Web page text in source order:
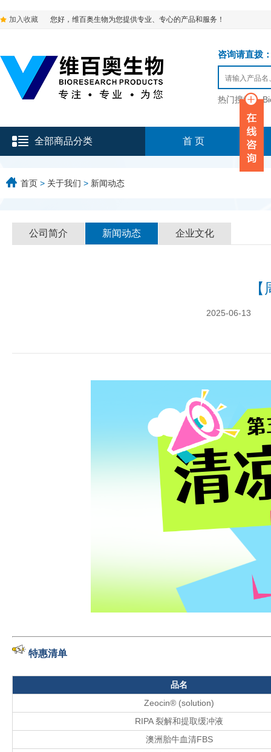
加入收藏 您好，维百奥生物为您提供专业、专心的产品和服务！
咨询请直拨
热门搜索：
全部商品分类 首 页
首页 > 关于我们 > 新闻动态
公司简介 新闻动态 企业文化
2025-06-13
特惠清单
品名
Zeocin® (solution)
RIPA 裂解和提取缓冲液
澳洲胎牛血清FBS